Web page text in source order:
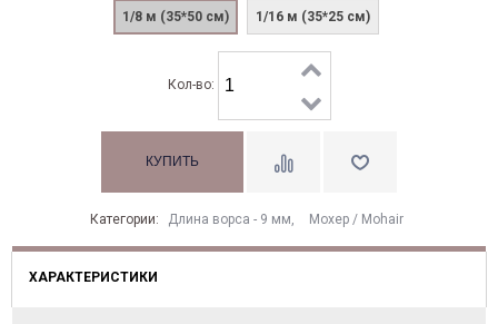
1/8 м (35*50 см)
1/16 м (35*25 см)
Кол-во:
Категории: Длина ворса - 9 мм, Моxер / Mohair
ХАРАКТЕРИСТИКИ